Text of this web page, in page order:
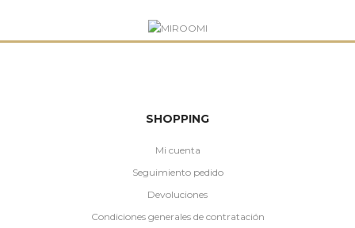
SHOPPING
Mi cuenta
Seguimiento pedido
Devoluciones
Condiciones generales de contratación